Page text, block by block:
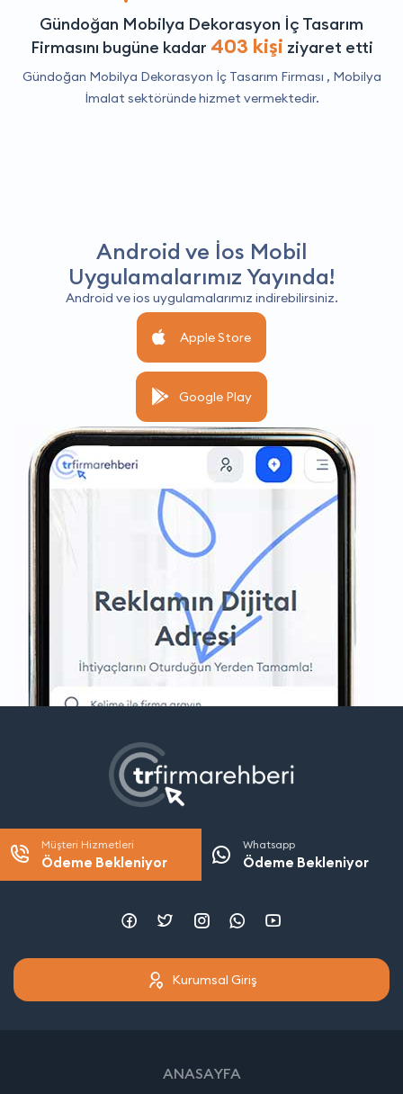
Gündoğan Mobilya Dekorasyon İç Tasarım
Firmasını bugüne kadar 403 kişi ziyaret etti
Gündoğan Mobilya Dekorasyon İç Tasarım Firması , Mobilya
İmalat sektöründe hizmet vermektedir.
Android ve İos Mobil
Uygulamalarımız Yayında!
Android ve ios uygulamalarımız indirebilirsiniz.
Apple Store
Google Play
Müşteri Hizmetleri
Ödeme Bekleniyor
Whatsapp
Ödeme Bekleniyor
Kurumsal Giriş
ANASAYFA